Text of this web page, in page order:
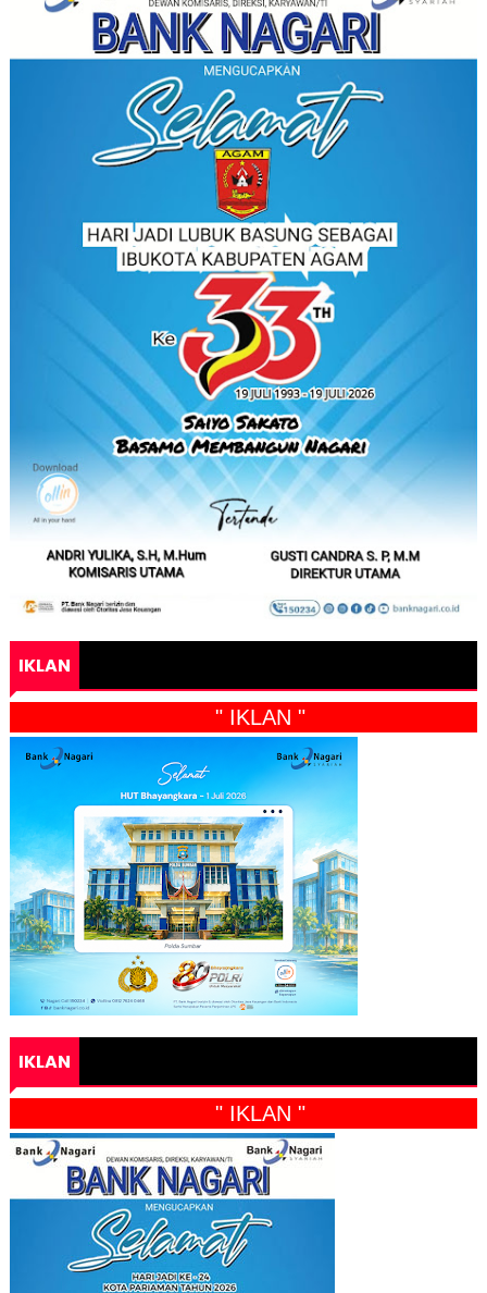
IKLAN
" IKLAN "
IKLAN
" IKLAN "